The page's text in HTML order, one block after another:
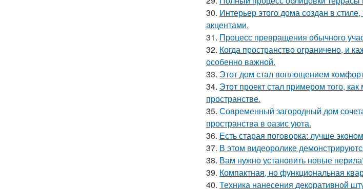
30. Интерьер этого дома создан в
акцентами.
31. Процесс превращения обычного
32. Когда пространство ограничено, и
особенно важной.
33. Этот дом стал воплощением
34. Этот проект стал примером того,
пространстве.
35. Современный загородный дом
пространства в оазис уюта.
36. Есть старая поговорка: лучше
37. В этом видеоролике
38. Вам нужно установить новые
39. Компактная, но функциональная
40. Техника нанесения декоративной